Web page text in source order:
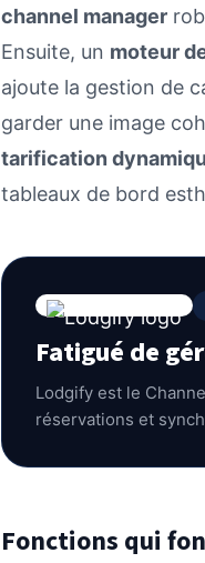
channel manager
Ensuite, un moteur
ajoute la gestion de
garder une image
tarification
tableaux de bord
Fatigué de
Lodgify est le
réservations et
Fonctions qui